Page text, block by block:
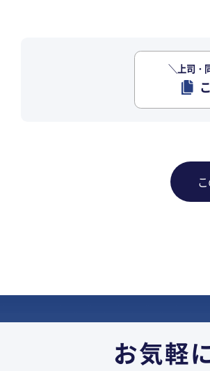
＼上司・
お気軽